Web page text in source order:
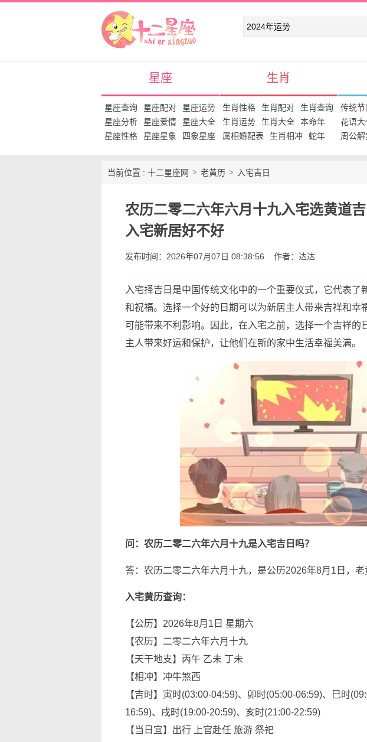
十二星座网
星座
星座查询 星座配对
星座运势
星座分析
星座爱情
星座大全
星座性格
星座星象 四象星座
生肖
生肖性格 生肖配对
生肖查询
生肖运势
生肖大全
本命年
属相婚配表
生肖相冲 蛇年
传统节
花语大
周公解
当前位置 : 十二星座网 老黄历 入宅吉日
农历二零二六年六月十九入宅选黄道
入宅新居好不好
发布时间：2026年07月07日 08:38:56 作者：达达
入宅择吉日是中国传统文化中的一个重要仪式，它代表了
和祝福。选择一个好的日期可以为新居主人带来吉祥和幸
可能带来不利影响。因此，在入宅之前，选择一个吉祥的
主人带来好运和保护，让他们在新的家中生活幸福美满。
问：农历二零二六年六月十九是入宅吉日吗？
答：农历二零二六年六月十九，是公历2026年8月1日，老
入宅黄历查询：
【公历】2026年8月1日 星期六
【农历】二零二六年六月十九
【天干地支】丙午 乙未 丁未
【相冲】冲牛煞西
【吉时】寅时(03:00-04:59)、卯时(05:00-06:59)、巳时
16:59)、戌时(19:00-20:59)、亥时(21:00-22:59)
【当日宜】出行 上官赴任 旅游 祭祀